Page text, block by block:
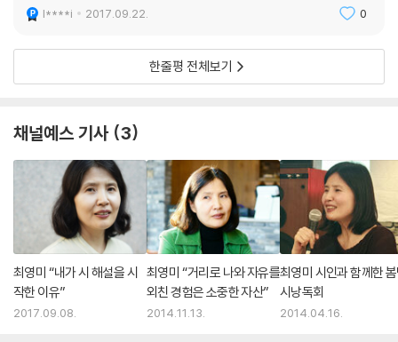
l****i 2017.09.22. 0
한줄평 전체보기
채널예스 기사 3
최영미 “내가 시 해설을 시
작한 이유”
2017.09.08.
최영미 “거리로 나와 자유를
외친 경험은 소중한 자산”
2014.11.13.
최영미 시인과 함께한
시낭독회
2014.04.16.